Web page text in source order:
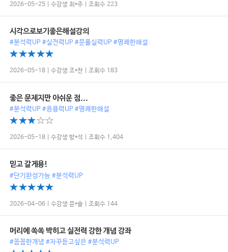
2026-05-25 | 수강생 최*주 | 조회수 223
시각으로보기좋은해설강의
#분석력UP #실전력UP #문풀실력UP #명쾌한해설
2026-05-18 | 수강생 조*찬 | 조회수 183
좋은 문제지만 아쉬운 점...
#분석력UP #응용력UP #명쾌한해설
2026-05-18 | 수강생 방*석 | 조회수 1,404
믿고 갈게용!
#단기완성가능 #분석력UP
2026-04-06 | 수강생 문*솔 | 조회수 144
머리에 쏙쏙 박히고 실전력 강한 개념 강좌
#꼼꼼한개념 #자꾸듣고싶은 #분석력UP